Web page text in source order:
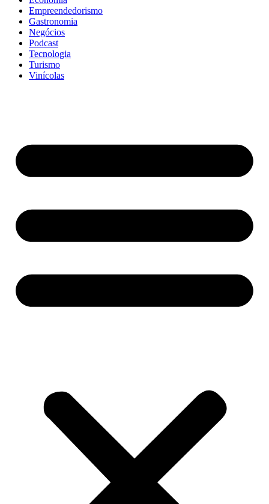
Empreendedorismo
Gastronomia
Negócios
Podcast
Tecnologia
Turismo
Vinícolas